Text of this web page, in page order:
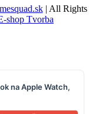
| All Rights
shop Tvorba
na Apple Watch,